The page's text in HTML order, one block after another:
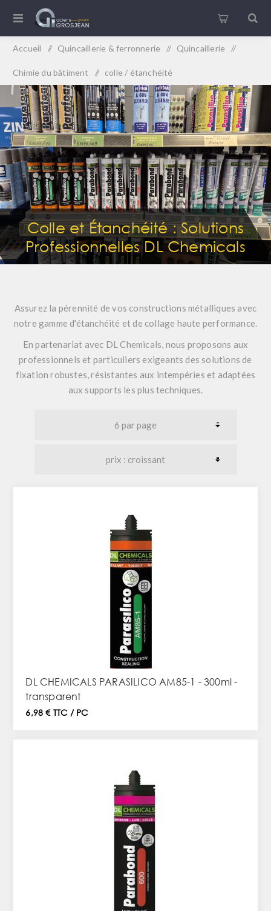
Accueil / Quincaillerie & ferronnerie / Quincaillerie /
Chimie du bâtiment / colle / étanchéité
Colle et Étanchéité : Solutions
Professionnelles DL Chemicals
Assurez la pérennité de vos constructions métalliques avec
notre gamme d'étanchéité et de collage haute performance.
En partenariat avec DL Chemicals, nous proposons aux
professionnels et particuliers exigeants des solutions de
fixation robustes, résistantes aux intempéries et adaptées
aux supports les plus techniques.
DL CHEMICALS PARASILICO AM85-1 - 300ml -
transparent
6,98 € TTC / PC